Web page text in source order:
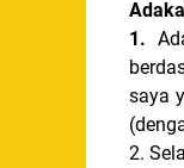
1.
saya
2.